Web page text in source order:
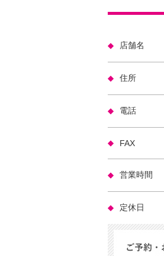
店舗名
住所
電話
FAX
営業時間
定休日